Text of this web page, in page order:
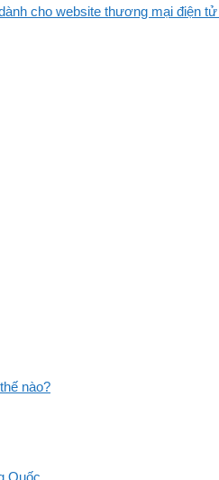
cho website thương mại điện
nào?